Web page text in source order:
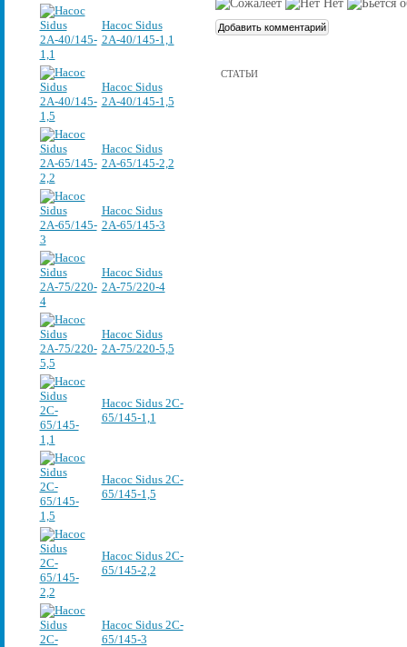
Насос Sidus
2А-40/145-1,1
Насос Sidus
2А-40/145-1,5
Насос Sidus
2А-65/145-2,2
Насос Sidus
2А-65/145-3
Насос Sidus
2А-75/220-4
Насос Sidus
2А-75/220-5,5
Насос Sidus 2C-
65/145-1,1
Насос Sidus 2C-
65/145-1,5
Насос Sidus 2C-
65/145-2,2
Насос Sidus 2C-
65/145-3
СТАТЬИ